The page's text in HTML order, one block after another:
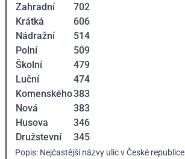
Zahradní
702
Krátká
606
Nádražní
514
Polní
509
Školní
479
Luční
474
Komenského383
Nová
383
Husova
346
Družstevní
345
Popis: Nejčastější názvy ulic v České republice